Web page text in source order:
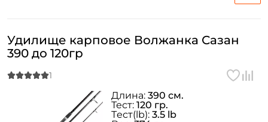
Удилище карповое Волжанка Сазан
390 до 120гр
Длина: 390 см.
Тест: 120 гр.
Тeст(lb): 3.5 lb